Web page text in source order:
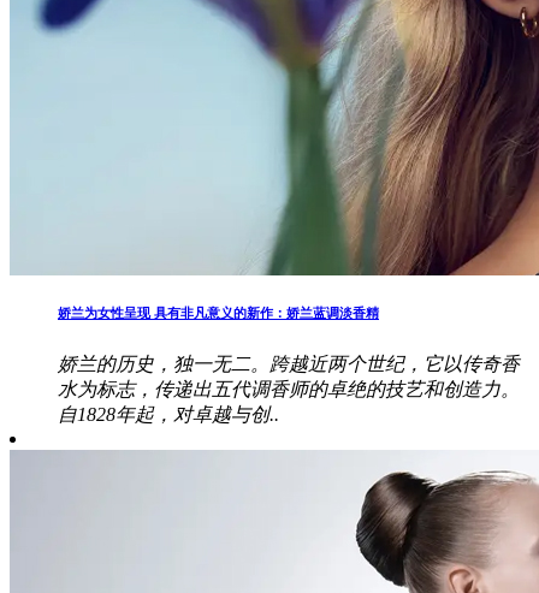
娇兰为女性呈现 具有非凡意义的新作：娇兰蓝调淡香精
娇兰的历史，独一无二。跨越近两个世纪，它以传奇香
水为标志，传递出五代调香师的卓绝的技艺和创造力。
自1828年起，对卓越与创..